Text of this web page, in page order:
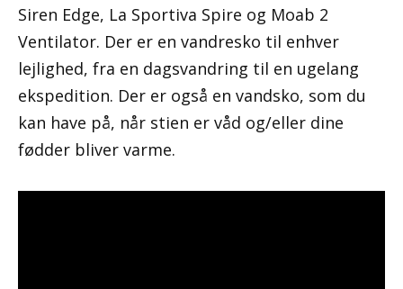
Siren Edge, La Sportiva Spire og Moab 2
Ventilator. Der er en vandresko til enhver
lejlighed, fra en dagsvandring til en ugelang
ekspedition. Der er også en vandsko, som du
kan have på, når stien er våd og/eller dine
fødder bliver varme.